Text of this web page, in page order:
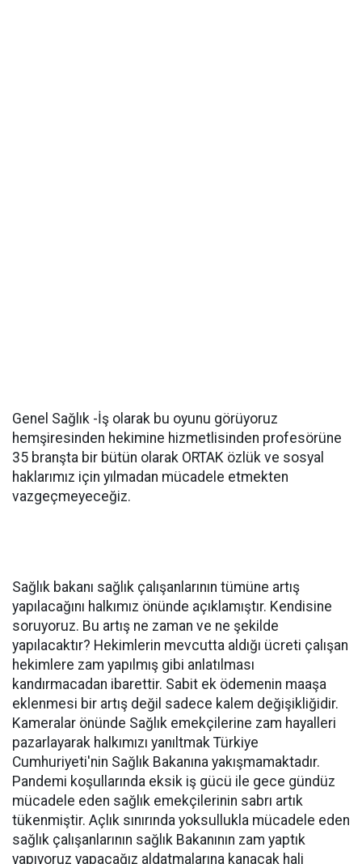
Genel Sağlık -İş olarak bu oyunu görüyoruz
hemşiresinden hekimine hizmetlisinden profesörüne
35 branşta bir bütün olarak ORTAK özlük ve sosyal
haklarımız için yılmadan mücadele etmekten
vazgeçmeyeceğiz.
Sağlık bakanı sağlık çalışanlarının tümüne artış
yapılacağını halkımız önünde açıklamıştır. Kendisine
soruyoruz. Bu artış ne zaman ve ne şekilde
yapılacaktır? Hekimlerin mevcutta aldığı ücreti çalışan
hekimlere zam yapılmış gibi anlatılması
kandırmacadan ibarettir. Sabit ek ödemenin maaşa
eklenmesi bir artış değil sadece kalem değişikliğidir.
Kameralar önünde Sağlık emekçilerine zam hayalleri
pazarlayarak halkımızı yanıltmak Türkiye
Cumhuriyeti'nin Sağlık Bakanına yakışmamaktadır.
Pandemi koşullarında eksik iş gücü ile gece gündüz
mücadele eden sağlık emekçilerinin sabrı artık
tükenmiştir. Açlık sınırında yoksullukla mücadele eden
sağlık çalışanlarının sağlık Bakanının zam yaptık
yapıyoruz yapacağız aldatmalarına kanacak hali